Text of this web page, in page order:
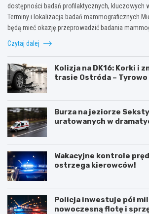
dostępności badań profilaktycznych, kluczowych
Terminy i lokalizacja badań mammograficznych
będą mieć okazję przeprowadzić badania
Czytaj dalej
Kolizja na DK16: Korki i
trasie Ostróda – Tyrowo
Burza na jeziorze
uratowanych w
Wakacyjne kontrole
ostrzega kierowców!
Policja inwestuje pół
nowoczesną flotę i